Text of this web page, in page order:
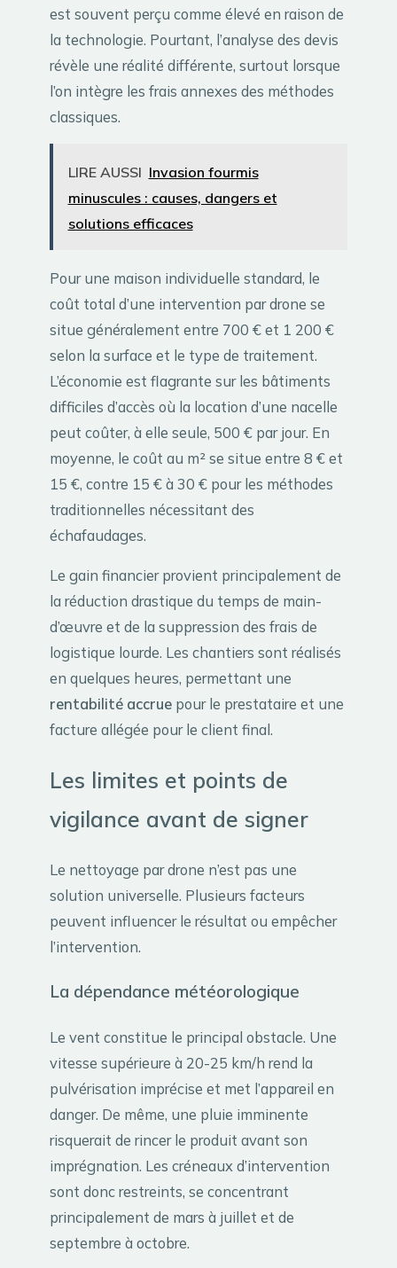
est souvent perçu comme élevé en raison de
la technologie. Pourtant, l’analyse des devis
révèle une réalité différente, surtout lorsque
l’on intègre les frais annexes des méthodes
classiques.
LIRE AUSSI Invasion fourmis
minuscules : causes, dangers et
solutions efficaces
Pour une maison individuelle standard, le
coût total d’une intervention par drone se
situe généralement entre 700 € et 1 200 €
selon la surface et le type de traitement.
L’économie est flagrante sur les bâtiments
difficiles d’accès où la location d’une nacelle
peut coûter, à elle seule, 500 € par jour. En
moyenne, le coût au m² se situe entre 8 € et
15 €, contre 15 € à 30 € pour les méthodes
traditionnelles nécessitant des
échafaudages.
Le gain financier provient principalement de
la réduction drastique du temps de main-
d’œuvre et de la suppression des frais de
logistique lourde. Les chantiers sont réalisés
en quelques heures, permettant une
rentabilité accrue pour le prestataire et une
facture allégée pour le client final.
Les limites et points de
vigilance avant de signer
Le nettoyage par drone n’est pas une
solution universelle. Plusieurs facteurs
peuvent influencer le résultat ou empêcher
l’intervention.
La dépendance météorologique
Le vent constitue le principal obstacle. Une
vitesse supérieure à 20-25 km/h rend la
pulvérisation imprécise et met l’appareil en
danger. De même, une pluie imminente
risquerait de rincer le produit avant son
imprégnation. Les créneaux d’intervention
sont donc restreints, se concentrant
principalement de mars à juillet et de
septembre à octobre.